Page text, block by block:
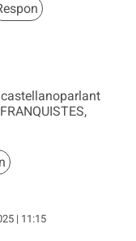
| 11:15